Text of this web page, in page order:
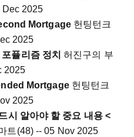
Dec 2025
Mortgage헌팅턴크
2025
퓰리즘 정치 허진구의 부
2025
Mortgage헌팅턴크
2025
시 알아야 할 중요 내용 <
트(48) -- 05 Nov 2025